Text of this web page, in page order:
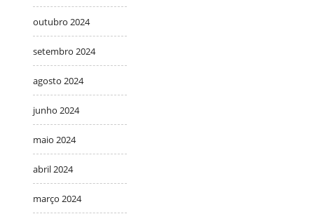
outubro 2024
setembro 2024
agosto 2024
junho 2024
maio 2024
abril 2024
março 2024